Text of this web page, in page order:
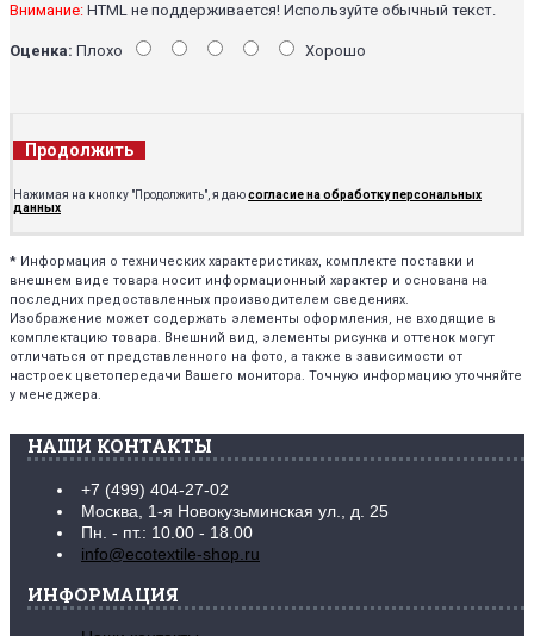
Внимание: HTML не поддерживается! Используйте обычный текст.
Оценка: Плохо Хорошо
Продолжить
Нажимая на кнопку "Продолжить", я даюсогласие на обработку персональных
данных
* Информация о технических характеристиках, комплекте поставки и
внешнем виде товара носит информационный характер и основана на
последних предоставленных производителем сведениях.
Изображение может содержать элементы оформления, не входящие в
комплектацию товара. Внешний вид, элементы рисунка и оттенок могут
отличаться от представленного на фото, а также в зависимости от
настроек цветопередачи Вашего монитора. Точную информацию уточняйте
у менеджера.
НАШИ КОНТАКТЫ
+7 (499) 404-27-02
Москва, 1-я Новокузьминская ул., д. 25
Пн. - пт.: 10.00 - 18.00
info@ecotextile-shop.ru
ИНФОРМАЦИЯ